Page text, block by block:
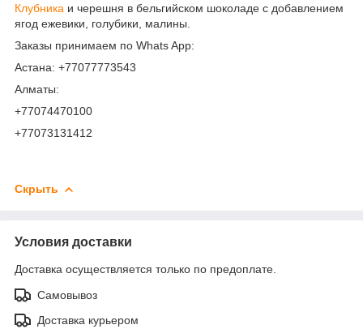
Клубника и черешня в бельгийском шоколаде с добавлением
ягод ежевики, голубики, малины.
Заказы принимаем по Whats App:
Астана: +77077773543
Алматы:
+77074470100
+77073131412
Скрыть
Условия доставки
Доставка осуществляется только по предоплате.
Самовывоз
Доставка курьером